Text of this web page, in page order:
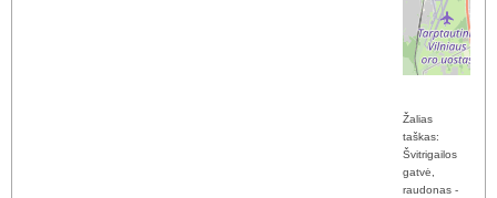
Žalias
taškas:
Švitrigailos
gatvė,
raudonas -